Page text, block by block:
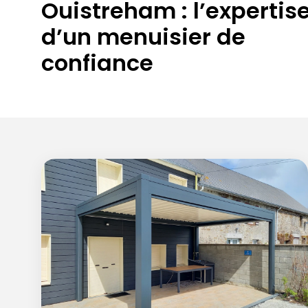
Ouistreham :
d’un menuisier de
confiance